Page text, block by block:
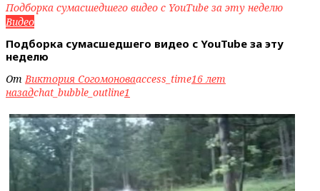
Подборка сумасшедшего видео с YouTube за эту неделю
Видео
Подборка сумасшедшего видео с YouTube за эту
неделю
ОтВиктория Согомоноваaccess_time16 лет
назадchat_bubble_outline1